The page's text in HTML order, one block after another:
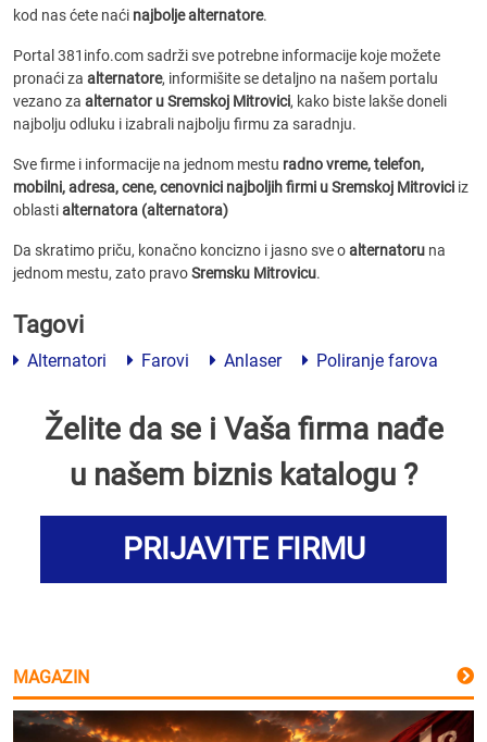
kod nas ćete naći najbolje alternatore.
Portal 381info.com sadrži sve potrebne informacije koje možete
pronaći za alternatore, informišite se detaljno na našem portalu
vezano za alternator u Sremskoj Mitrovici, kako biste lakše doneli
najbolju odluku i izabrali najbolju firmu za saradnju.
Sve firme i informacije na jednom mestu radno vreme, telefon,
mobilni, adresa, cene, cenovnici najboljih firmi u Sremskoj Mitrovici iz
oblastialternatora (alternatora)
Da skratimo priču, konačno koncizno i jasno sve oalternatoru na
jednom mestu, zato pravoSremsku Mitrovicu.
Tagovi
Alternatori Farovi Anlaser Poliranje farova
Želite da se i Vaša firma nađe
u našem biznis katalogu ?
PRIJAVITE FIRMU
MAGAZIN